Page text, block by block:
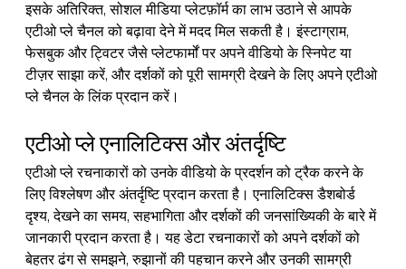
इसके अतिरिक्त, सोशल मीडिया प्लेटफ़ॉर्म का लाभ उठाने से आपके
एटीओ प्ले चैनल को बढ़ावा देने में मदद मिल सकती है। इंस्टाग्राम,
फेसबुक और ट्विटर जैसे प्लेटफार्मों पर अपने वीडियो के स्निपेट या
टीज़र साझा करें, और दर्शकों को पूरी सामग्री देखने के लिए अपने एटीओ
प्ले चैनल के लिंक प्रदान करें।
एटीओ प्ले एनालिटिक्स और अंतर्दृष्टि
एटीओ प्ले रचनाकारों को उनके वीडियो के प्रदर्शन को ट्रैक करने के
लिए विश्लेषण और अंतर्दृष्टि प्रदान करता है। एनालिटिक्स डैशबोर्ड
दृश्य, देखने का समय, सहभागिता और दर्शकों की जनसांख्यिकी के बारे में
जानकारी प्रदान करता है। यह डेटा रचनाकारों को अपने दर्शकों को
बेहतर ढंग से समझने, रुझानों की पहचान करने और उनकी सामग्री